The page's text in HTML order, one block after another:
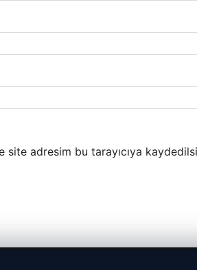
site adresim bu tarayıcıya